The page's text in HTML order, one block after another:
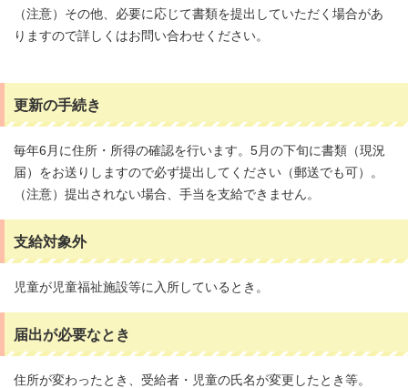
（注意）その他、必要に応じて書類を提出していただく場合があ
りますので詳しくはお問い合わせください。
更新の手続き
毎年6月に住所・所得の確認を行います。5月の下旬に書類（現況
届）をお送りしますので必ず提出してください（郵送でも可）。
（注意）提出されない場合、手当を支給できません。
支給対象外
児童が児童福祉施設等に入所しているとき。
届出が必要なとき
住所が変わったとき、受給者・児童の氏名が変更したとき等。